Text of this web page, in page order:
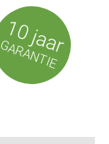
10 jaar
GARANTIE